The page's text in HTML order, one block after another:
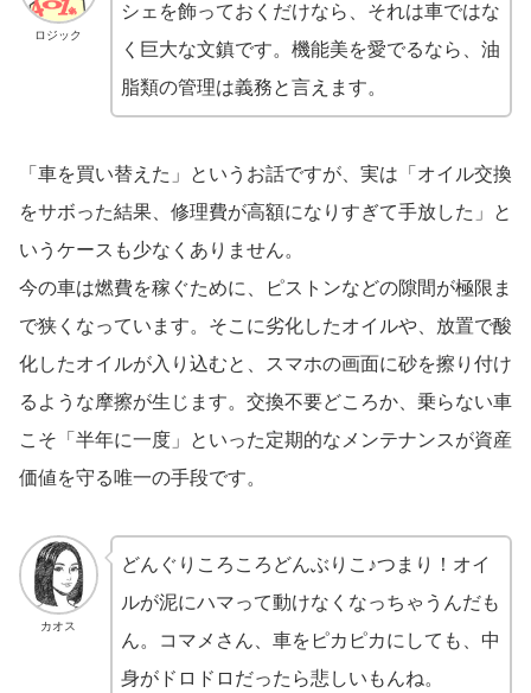
ロジック
シェを飾っておくだけなら、それは車ではな
く巨大な文鎮です。機能美を愛でるなら、油
脂類の管理は義務と言えます。
「車を買い替えた」というお話ですが、実は「オイル交換
をサボった結果、修理費が高額になりすぎて手放した」と
いうケースも少なくありません。
今の車は燃費を稼ぐために、ピストンなどの隙間が極限ま
で狭くなっています。そこに劣化したオイルや、放置で酸
化したオイルが入り込むと、スマホの画面に砂を擦り付け
るような摩擦が生じます。交換不要どころか、乗らない車
こそ「半年に一度」といった定期的なメンテナンスが資産
価値を守る唯一の手段です。
カオス
どんぐりころころどんぶりこ♪つまり！オイ
ルが泥にハマって動けなくなっちゃうんだも
ん。コマメさん、車をピカピカにしても、中
身がドロドロだったら悲しいもんね。